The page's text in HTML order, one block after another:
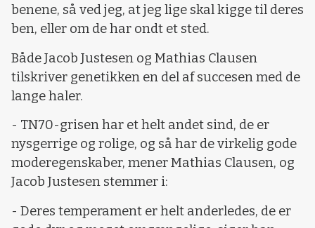
benene, så ved jeg, at jeg lige skal kigge til deres
ben, eller om de har ondt et sted.
Både Jacob Justesen og Mathias Clausen
tilskriver genetikken en del af succesen med de
lange haler.
- TN70-grisen har et helt andet sind, de er
nysgerrige og rolige, og så har de virkelig gode
moderegenskaber, mener Mathias Clausen, og
Jacob Justesen stemmer i:
- Deres temperament er helt anderledes, de er